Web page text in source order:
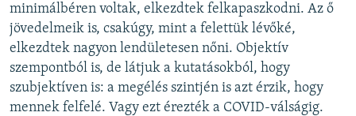
minimálbéren voltak, elkezdtek felkapaszkodni. Az ő
jövedelmeik is, csakúgy, mint a felettük lévőké,
elkezdtek nagyon lendületesen nőni. Objektív
szempontból is, de látjuk a kutatásokból, hogy
szubjektíven is: a megélés szintjén is azt érzik, hogy
mennek felfelé. Vagy ezt érezték a COVID-válságig.